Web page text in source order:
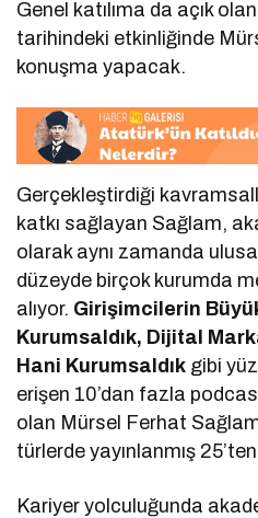
Genel katılıma da açık
tarihindeki etkinliğinde
konuşma yapacak.
Gerçekleştirdiği
katkı sağlayan Sağlam,
olarak aynı zamanda
düzeyde birçok kurumda
alıyor. Girişimcilerin
Kurumsaldık, Dijital
Hani Kurumsaldık gibi
erişen 10’dan fazla
olan Mürsel Ferhat
türlerde yayınlanmış
Kariyer yolculuğunda